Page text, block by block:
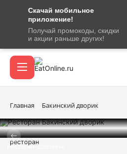
Скачай мобильное
приложение!
Получай промокоды, скидки
и акции раньше других!
сообщение
кодом
подтверждения
Вход / регистрация
Акции
Главная Бакинский дворик
Ресторан-Доставка
ресторан